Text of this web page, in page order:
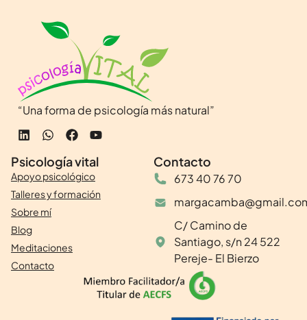
“Una forma de psicología más natural”
Psicología vital
Apoyo psicológico
Talleres y formación
Sobre mí
Blog
Meditaciones
Contacto
Contacto
673 40 76 70
C/ Camino de
Santiago, s/n 24 522
Pereje- El Bierzo